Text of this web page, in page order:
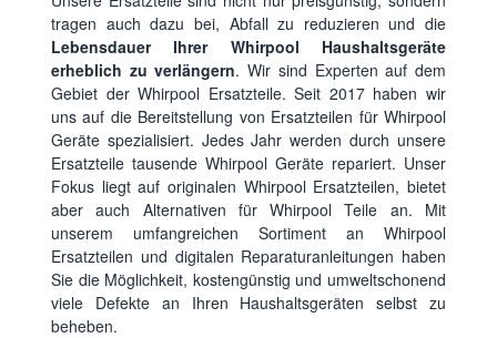
tragen auch dazu bei, Abfall zu reduzieren und die
Lebensdauer Ihrer Whirpool Haushaltsgeräte
erheblich zu verlängern. Wir sind Experten auf dem
Gebiet der Whirpool Ersatzteile. Seit 2017 haben wir
uns auf die Bereitstellung von Ersatzteilen für Whirpool
Geräte spezialisiert. Jedes Jahr werden durch unsere
Ersatzteile tausende Whirpool Geräte repariert. Unser
Fokus liegt auf originalen Whirpool Ersatzteilen, bietet
aber auch Alternativen für Whirpool Teile an. Mit
unserem umfangreichen Sortiment an Whirpool
Ersatzteilen und digitalen Reparaturanleitungen haben
Sie die Möglichkeit, kostengünstig und umweltschonend
viele Defekte an Ihren Haushaltsgeräten selbst zu
beheben.